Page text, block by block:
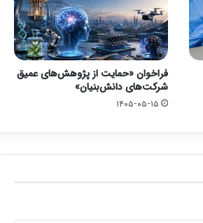
فراخوان «حمایت از پژوهش‌های عمیق
شرکت‌های دانش‌بنیان»
۱۴۰۵-۰۵-۱۵